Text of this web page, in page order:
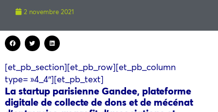
2 novembre 2021
[et_pb_section][et_pb_row][et_pb_column
type= »4_4″][et_pb_text]
La startup parisienne Gandee, plateforme
digitale de collecte de dons et de mécénat